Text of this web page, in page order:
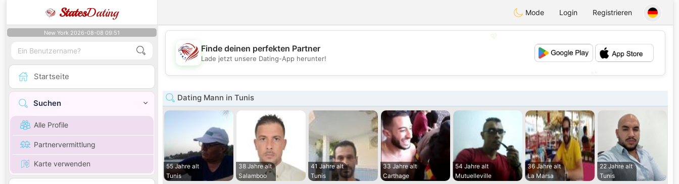
StatesDating Mode Login Registrieren
New York 2026-08-08 09:51
Startseite
Suchen
Alle Profile
Partnervermittlung
Karte verwenden
💖
💕
Finde deinen perfekten Partner
Lade jetzt unsere Dating-App herunter!
Dating Mann in Tunis
55 Jahre alt
Tunis
38 Jahre alt
Salamboo
41 Jahre alt
Tunis
33 Jahre alt
Carthage
54 Jahre alt
Mutuelleville
36 Jahre alt
La Marsa
22 Jahre alt
Tunis